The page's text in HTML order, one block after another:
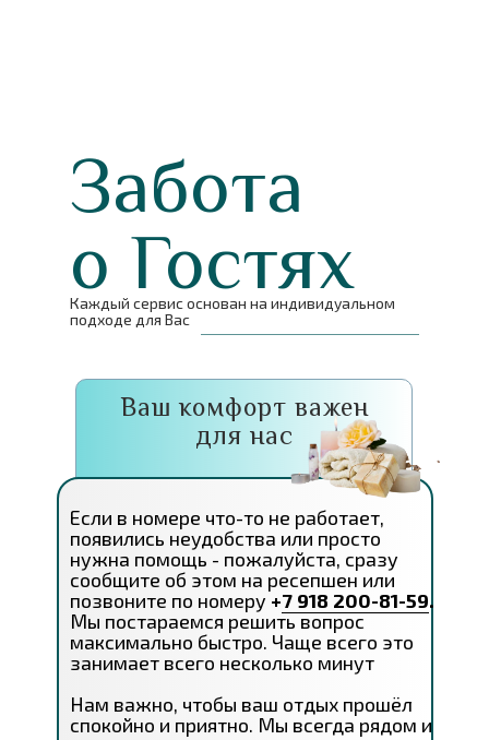
Забота
о Гостях
Каждый сервис основан на индивидуальном
подходе для Вас
Ваш комфорт важен
для нас
Если в номере что-то не работает,
появились неудобства или просто
нужна помощь - пожалуйста, сразу
сообщите об этом на ресепшен или
позвоните по номеру +7 918 200-81-59.
Мы постараемся решить вопрос
максимально быстро. Чаще всего это
занимает всего несколько минут
Нам важно, чтобы ваш отдых прошёл
спокойно и приятно. Мы всегда рядом и